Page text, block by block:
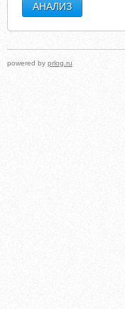
powered by prlog.ru